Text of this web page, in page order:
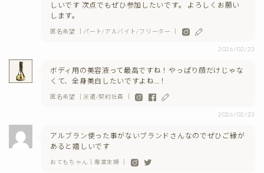
しいです 次点でもぜひ参加したいです。 よろしくお願い
します。
匿名希望 ｜パート/アルバイト/フリーター ｜
2026/02/23
ボディ用の美容液って最高ですね！やっぱり顔だけじゃな
くて、全身美白したいですよね…！
匿名希望 ｜派遣/契約社員 ｜
2026/02/23
アルブラン使った事がないブランドさんなのでぜひご縁が
あると嬉しいです
おてもちゃん｜専業主婦 ｜